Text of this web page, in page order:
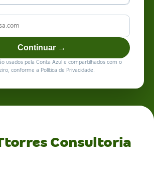
Continuar →
usados pela Conta Azul e compartilhados com o
conforme a Política de Privacidade.
Consultoria